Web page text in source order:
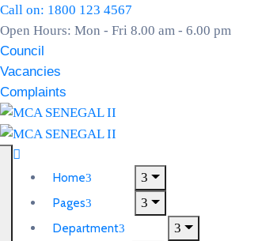
Call on: 1800 123 4567
Open Hours: Mon - Fri 8.00 am - 6.00 pm
Council
Vacancies
Complaints
Home
Pages
Department